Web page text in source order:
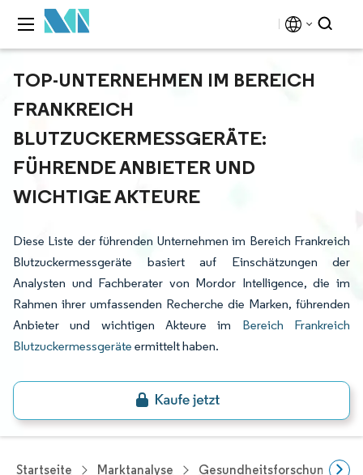
TOP-UNTERNEHMEN IM BEREICH
FRANKREICH
BLUTZUCKERMESSGERÄTE:
FÜHRENDE ANBIETER UND
WICHTIGE AKTEURE
Diese Liste der führenden Unternehmen im Bereich Frankreich
Blutzuckermessgeräte basiert auf Einschätzungen der
Analysten und Fachberater von Mordor Intelligence, die im
Rahmen ihrer umfassenden Recherche die Marken, führenden
Anbieter und wichtigen Akteure im Bereich Frankreich
Blutzuckermessgeräte ermittelt haben.
Startseite Marktanalyse Gesundheitsforschung